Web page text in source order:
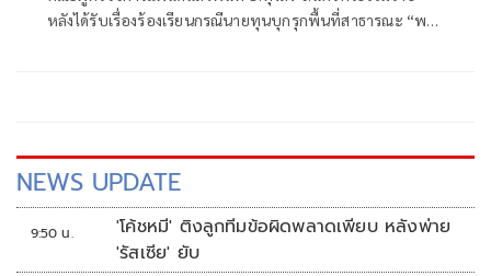
หลังได้รับเรื่องร้องเรียนกรณีนายทุนบุกรุกพื้นที่สาธารณะ “พรุ
NEWS UPDATE
9:50 น.
'โค้ชหมี' ติงลูกทีมข้อผิดพลาดเพียบ หลังพ่าย
'รัสเซีย' ยับ